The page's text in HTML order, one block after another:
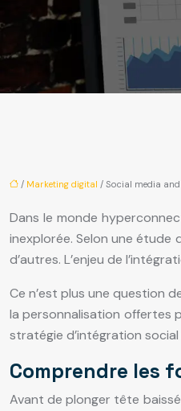
/ Marketing digital / Social media
Dans le monde
inexplorée. Selon une étude
d’autres. L’enjeu de
Ce n’est plus une question
la personnalisation offertes
stratégie d’intégration
Comprendre les
Avant de plonger tête